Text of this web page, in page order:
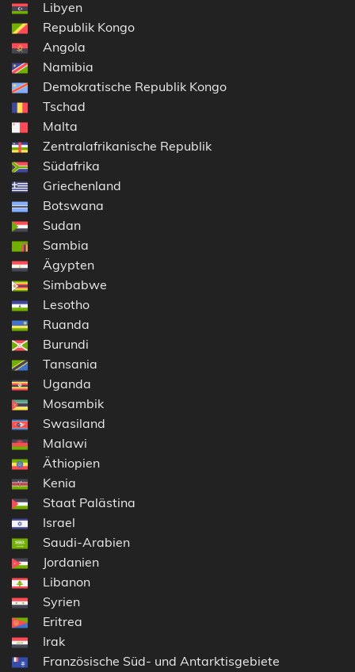
Libyen
Republik Kongo
Angola
Namibia
Demokratische Republik Kongo
Tschad
Malta
Zentralafrikanische Republik
Südafrika
Griechenland
Botswana
Sudan
Sambia
Ägypten
Simbabwe
Lesotho
Ruanda
Burundi
Tansania
Uganda
Mosambik
Swasiland
Malawi
Äthiopien
Kenia
Staat Palästina
Israel
Saudi-Arabien
Jordanien
Libanon
Syrien
Eritrea
Irak
Französische Süd- und Antarktisgebiete